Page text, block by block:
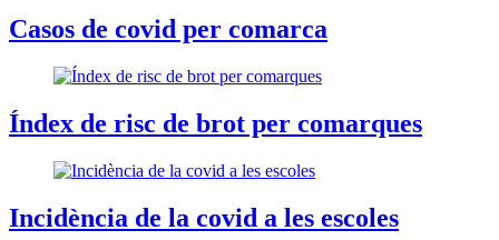
Casos de covid per comarca
Índex de risc de brot per comarques
Incidència de la covid a les escoles